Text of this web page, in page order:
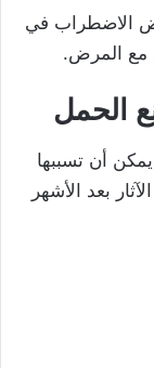
الاضطراب في
مع المرض.
الحمل
يمكن أن تسببها
بعد الأشهر